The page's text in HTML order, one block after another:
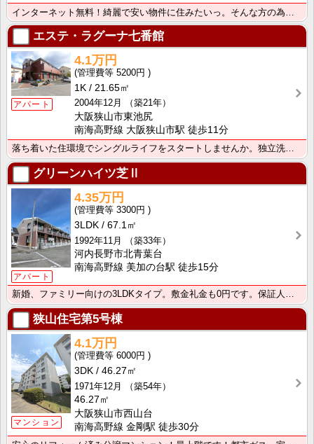
エステ・ラグーナ七番館
アパート
4.1万円
5200円
1K
21.65㎡
2004年12月
（築21年）
大阪狭山市東池尻
南海高野線 大阪狭山市駅 徒歩11分
落ち着いた住環境でシングルライフをスタートしませんか。独立洗面台付ですよ。
グリーンハイツ芝Ⅱ
アパート
4.35万円
3300円
3LDK
67.1㎡
1992年11月
（築33年）
河内長野市北青葉台
南海高野線 美加の台駅 徒歩15分
新婚、ファミリー向けの3LDKタイプ。敷金礼金も0円です。保証人不要、初期費用や毎月のお家賃もクレジ･･･
狭山住宅第5号棟
マンション
4.1万円
6000円
3DK
46.27㎡
1971年12月
（築54年）
46.27㎡
大阪狭山市西山台
南海高野線 金剛駅 徒歩30分